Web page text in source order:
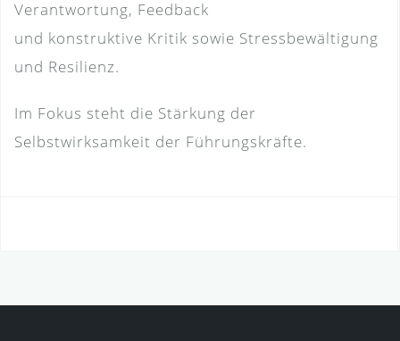
Verantwortung, Feedback
und konstruktive Kritik sowie Stressbewältigung
und Resilienz.
Im Fokus steht die Stärkung der
Selbstwirksamkeit der Führungskräfte.